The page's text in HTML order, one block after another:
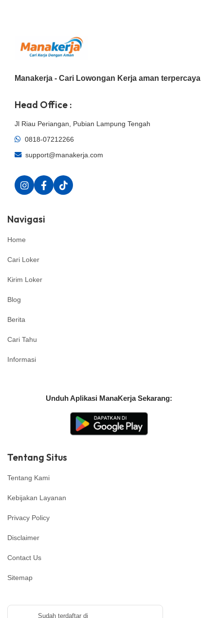
Manakerja - Cari Lowongan Kerja aman terpercaya
Head Office :
Jl Riau Periangan, Pubian Lampung Tengah
0818-07212266
support@manakerja.com
Navigasi
Home
Cari Loker
Kirim Loker
Blog
Berita
Cari Tahu
Informasi
Unduh Aplikasi ManaKerja Sekarang:
Tentang Situs
Tentang Kami
Kebijakan Layanan
Privacy Policy
Disclaimer
Contact Us
Sitemap
Sudah terdaftar di